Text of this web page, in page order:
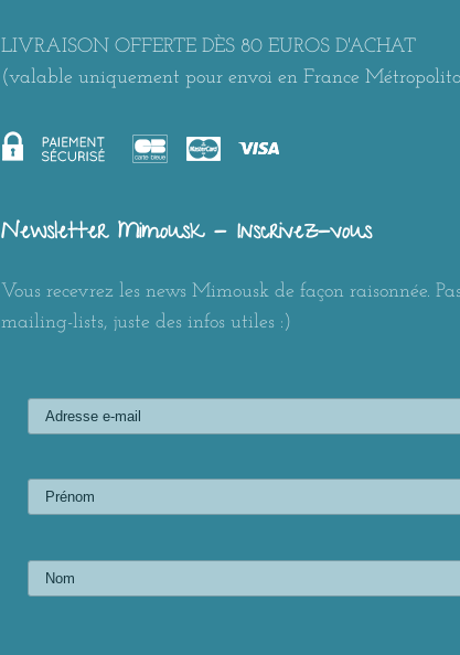
LIVRAISON OFFERTE DÈS 80 EUROS D'ACHAT
(valable uniquement pour envoi en France
Newsletter Mimousk - Inscrivez-vous
Vous recevrez les news Mimousk de façon raisonnée.
mailing-lists, juste des infos utiles :)